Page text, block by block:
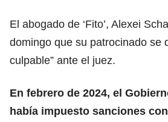
El abogado de ‘Fito’, Alexei
domingo que su patrocinado se
culpable” ante el juez.
En febrero de 2024, el
había impuesto sanciones